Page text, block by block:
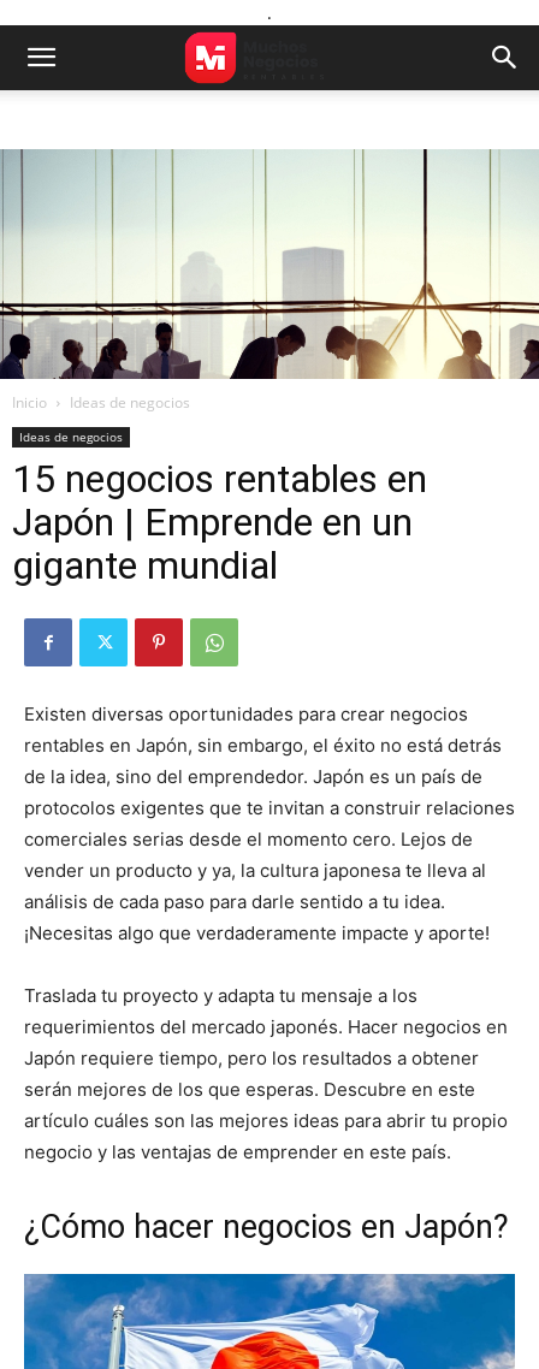
.
Inicio Ideas de negocios
Ideas de negocios
15 negocios rentables en
Japón | Emprende en un
gigante mundial
Existen diversas oportunidades para crear negocios
rentables en Japón, sin embargo, el éxito no está detrás
de la idea, sino del emprendedor. Japón es un país de
protocolos exigentes que te invitan a construir relaciones
comerciales serias desde el momento cero. Lejos de
vender un producto y ya, la cultura japonesa te lleva al
análisis de cada paso para darle sentido a tu idea.
¡Necesitas algo que verdaderamente impacte y aporte!
Traslada tu proyecto y adapta tu mensaje a los
requerimientos del mercado japonés. Hacer negocios en
Japón requiere tiempo, pero los resultados a obtener
serán mejores de los que esperas. Descubre en este
artículo cuáles son las mejores ideas para abrir tu propio
negocio y las ventajas de emprender en este país.
¿Cómo hacer negocios en Japón?